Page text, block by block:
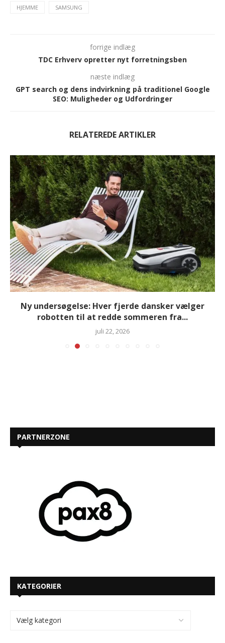
HJEMME SAMSUNG
forrige indlæg
TDC Erhverv opretter nyt forretningsben
næste indlæg
GPT search og dens indvirkning på traditionel Google
SEO: Muligheder og Udfordringer
RELATEREDE ARTIKLER
Ny undersøgelse: Hver fjerde dansker vælger
robotten til at redde sommeren fra...
juli 22, 2026
PARTNERZONE
KATEGORIER